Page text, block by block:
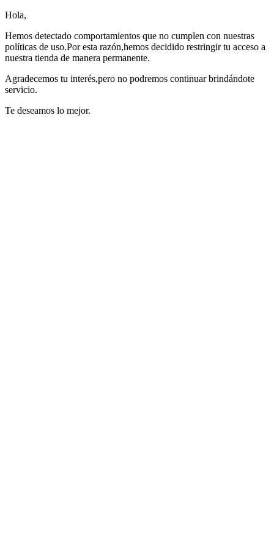
Hola,
Hemos detectado comportamientos que no cumplen con nuestras
políticas de uso.Por esta razón,hemos decidido restringir tu acceso a
nuestra tienda de manera permanente.
Agradecemos tu interés,pero no podremos continuar brindándote
servicio.
Te deseamos lo mejor.